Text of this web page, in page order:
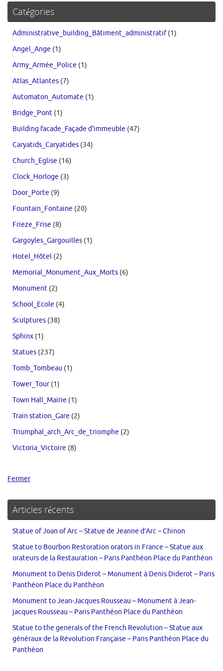
Catégories
Administrative_building_Bâtiment_administratif(1)
Angel_Ange (1)
Army_Armée_Police (1)
Atlas_Atlantes (7)
Automaton_Automate (1)
Bridge_Pont (1)
Building facade_Façade d'immeuble (47)
Caryatids_Caryatides (34)
Church_Eglise (16)
Clock_Horloge (3)
Door_Porte (9)
Fountain_Fontaine (20)
Frieze_Frise (8)
Gargoyles_Gargouilles (1)
Hotel_Hôtel (2)
Memorial_Monument_Aux_Morts (6)
Monument (2)
School_Ecole (4)
Sculptures (38)
Sphinx (1)
Statues (237)
Tomb_Tombeau (1)
Tower_Tour(1)
Town Hall_Mairie (1)
Train station_Gare (2)
Triumphal_arch_Arc_de_triomphe (2)
Victoria_Victoire (8)
Fermer
Articles récents
Statue of Joan of Arc – Statue de Jeanne d’Arc – Chinon
Statue to Bourbon Restoration orators in France – Statue aux
orateurs de la Restauration – Paris Panthéon Place du Panthéon
Monument to Denis Diderot – Monument à Denis Diderot – Paris
Panthéon Place du Panthéon
Monument to Jean-Jacques Rousseau – Monument à Jean-
jacques Rousseau – Paris Panthéon Place du Panthéon
Statue to the generals of the French Revolution – Statue aux
généraux de la Révolution Française – Paris Panthéon Place du
Panthéon